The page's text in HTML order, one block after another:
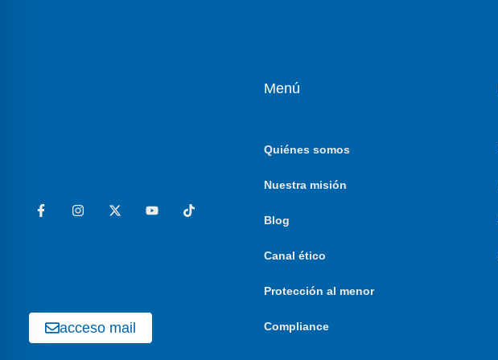
acceso mail
Menú
Quiénes somos
Nuestra misión
Blog
Canal ético
Protección al menor
Compliance